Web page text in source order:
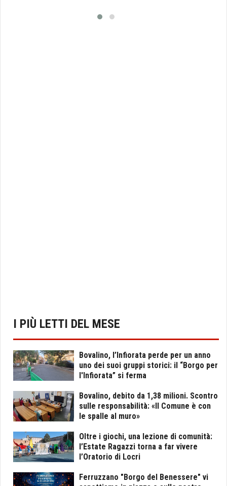
I PIÙ LETTI DEL MESE
Bovalino, l’Infiorata perde per un anno
uno dei suoi gruppi storici: il “Borgo per
l'Infiorata” si ferma
Bovalino, debito da 1,38 milioni. Scontro
sulle responsabilità: «Il Comune è con
le spalle al muro»
Oltre i giochi, una lezione di comunità:
l’Estate Ragazzi torna a far vivere
l’Oratorio di Locri
Ferruzzano "Borgo del Benessere" vi